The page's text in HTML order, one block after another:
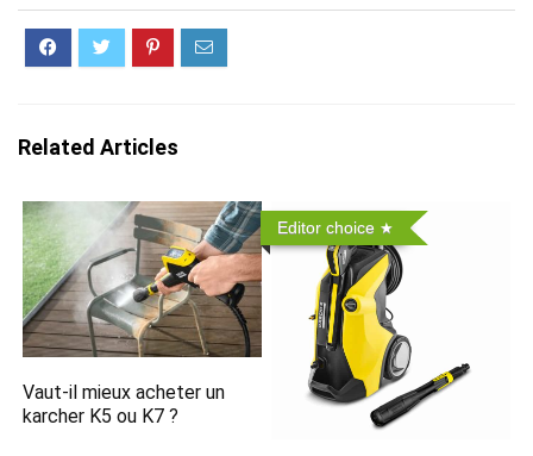
Related Articles
Vaut-il mieux acheter un
karcher K5 ou K7 ?
Editor choice